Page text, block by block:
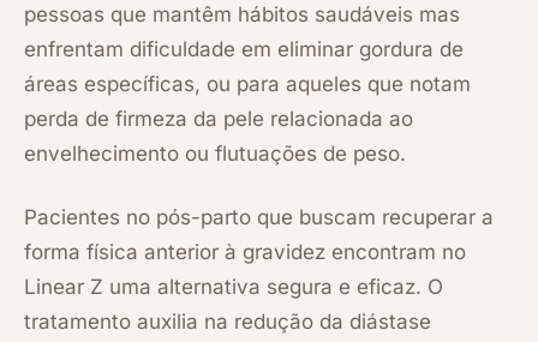
pessoas que mantêm hábitos saudáveis mas
enfrentam dificuldade em eliminar gordura de
áreas específicas, ou para aqueles que notam
perda de firmeza da pele relacionada ao
envelhecimento ou flutuações de peso.
Pacientes no pós-parto que buscam recuperar a
forma física anterior à gravidez encontram no
Linear Z uma alternativa segura e eficaz. O
tratamento auxilia na redução da diástase